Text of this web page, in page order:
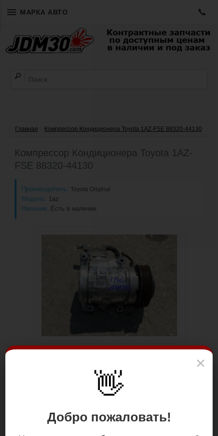
МАРКА АВТО 📞
×
👋
Добро пожаловать!
Главная Компрессор Кондиционера Toyota 1AZ-FSE 88320-44130
Компрессор Кондиционера Toyota 1AZ-
FSE 88320-44130
Производитель: Toyota Original
Модель: 1az
Наличие: Есть в наличии